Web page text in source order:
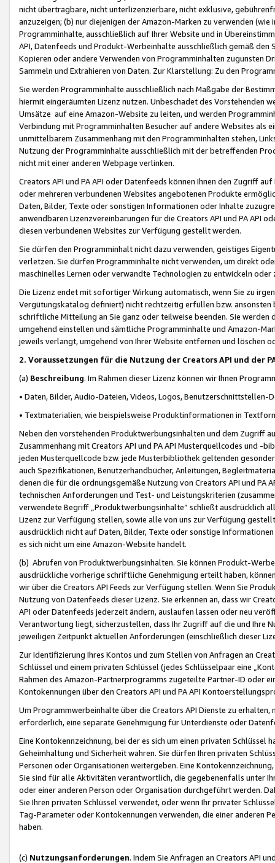
nicht übertragbare, nicht unterlizenzierbare, nicht exklusive,
anzuzeigen; (b) nur diejenigen der Amazon-Marken zu verwenden
Programminhalte, ausschließlich auf Ihrer Website und in
API, Datenfeeds und Produkt-Werbeinhalte ausschließlich gemäß
Kopieren oder andere Verwenden von Programminhalten zugunsten
Sammeln und Extrahieren von Daten. Zur Klarstellung: Zu den
Sie werden Programminhalte ausschließlich nach Maßgabe der
hiermit eingeräumten Lizenz nutzen. Unbeschadet des Vorstehenden
Umsätze auf eine Amazon-Website zu leiten, und werden
Verbindung mit Programminhalten Besucher auf andere Websites als
unmittelbarem Zusammenhang mit den Programminhalten stehen,
Nutzung der Programminhalte ausschließlich mit der betreffenden
nicht mit einer anderen Webpage verlinken.
Creators API und PA API oder Datenfeeds können Ihnen den Zugriff
oder mehreren verbundenen Websites angebotenen Produkte
Daten, Bilder, Texte oder sonstigen Informationen oder Inhalte
anwendbaren Lizenzvereinbarungen für die Creators API und PA API
diesen verbundenen Websites zur Verfügung gestellt werden.
Sie dürfen den Programminhalt nicht dazu verwenden, geistiges
verletzen. Sie dürfen Programminhalte nicht verwenden, um direkt
maschinelles Lernen oder verwandte Technologien zu entwickeln
Die Lizenz endet mit sofortiger Wirkung automatisch, wenn Sie zu
Vergütungskatalog definiert) nicht rechtzeitig erfüllen bzw. ansonsten
schriftliche Mitteilung an Sie ganz oder teilweise beenden. Sie werden
umgehend einstellen und sämtliche Programminhalte und Amazon-
jeweils verlangt, umgehend von Ihrer Website entfernen und löschen
2. Voraussetzungen für die Nutzung der Creators API und der
(a) Beschreibung. Im Rahmen dieser Lizenz können wir Ihnen
• Daten, Bilder, Audio-Dateien, Videos, Logos, Benutzerschnittstellen-
• Textmaterialien, wie beispielsweise Produktinformationen in
Neben den vorstehenden Produktwerbungsinhalten und dem Zugriff
Zusammenhang mit Creators API und PA API Musterquellcodes und
jeden Musterquellcode bzw. jede Musterbibliothek geltenden
auch Spezifikationen, Benutzerhandbücher, Anleitungen,
denen die für die ordnungsgemäße Nutzung von Creators API und PA
technischen Anforderungen und Test- und Leistungskriterien
verwendete Begriff „Produktwerbungsinhalte“ schließt ausdrücklich
Lizenz zur Verfügung stellen, sowie alle von uns zur Verfügung
ausdrücklich nicht auf Daten, Bilder, Texte oder sonstige
es sich nicht um eine Amazon-Website handelt.
(b) Abrufen von Produktwerbungsinhalten. Sie können Produkt-
ausdrückliche vorherige schriftliche Genehmigung erteilt haben,
wir über die Creators API Feeds zur Verfügung stellen. Wenn Sie
Nutzung von Datenfeeds dieser Lizenz. Sie erkennen an, dass wir
API oder Datenfeeds jederzeit ändern, auslaufen lassen oder neu
Verantwortung liegt, sicherzustellen, dass Ihr Zugriff auf die und Ihre
jeweiligen Zeitpunkt aktuellen Anforderungen (einschließlich dieser
Zur Identifizierung Ihres Kontos und zum Stellen von Anfragen an
Schlüssel und einem privaten Schlüssel (jedes Schlüsselpaar eine
Rahmen des Amazon-Partnerprogramms zugeteilte Partner-ID oder
Kontokennungen über den Creators API und PA API
Um Programmwerbeinhalte über die Creators API Dienste zu
erforderlich, eine separate Genehmigung für Unterdienste oder
Eine Kontokennzeichnung, bei der es sich um einen privaten
Geheimhaltung und Sicherheit wahren. Sie dürfen Ihren privaten
Personen oder Organisationen weitergeben. Eine
Sie sind für alle Aktivitäten verantwortlich, die gegebenenfalls unter
oder einer anderen Person oder Organisation durchgeführt werden.
Sie Ihren privaten Schlüssel verwendet, oder wenn Ihr privater
Tag-Parameter oder Kontokennungen verwenden, die einer anderen
haben.
(c) Nutzungsanforderungen. Indem Sie Anfragen an Creators API